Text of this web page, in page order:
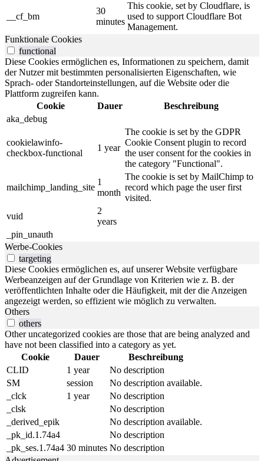
__cf_bm
30
minutes
This cookie, set by Cloudflare, is
used to support Cloudflare Bot
Management.
Funktionale Cookies
functional
Diese Cookies ermöglichen es, Informationen zu speichern, damit
der Nutzer mit bestimmten personalisierten Eigenschaften, wie
Sprach- oder Standorteinstellungen, auf die Website oder die
Plattform zugreifen kann.
Cookie
Dauer
Beschreibung
aka_debug
cookielawinfo-
checkbox-functional
1 year
The cookie is set by the GDPR
Cookie Consent plugin to record
the user consent for the cookies in
the category "Functional".
mailchimp_landing_site
1
month
The cookie is set by MailChimp to
record which page the user first
visited.
vuid
2
years
_pin_unauth
Werbe-Cookies
targeting
Diese Cookies ermöglichen es, auf unserer Website verfügbare
Werbeanzeigen auf der Grundlage von Kriterien wie z. B. der
veröffentlichten Inhalte oder die Häufigkeit, mit der die Anzeigen
angezeigt werden, so effizient wie möglich zu verwalten.
Others
others
Other uncategorized cookies are those that are being analyzed and
have not been classified into a category as yet.
Cookie
Dauer
Beschreibung
CLID
1 year
No description
SM
session
No description available.
_clck
1 year
No description
_clsk
No description
_derived_epik
No description available.
_pk_id.1.74a4
No description
_pk_ses.1.74a4 30 minutes No description